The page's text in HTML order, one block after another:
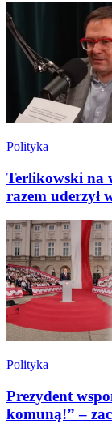
Polityka
Terlikowski na
razem uderzył
Polityka
Prezydent
komuną!” –